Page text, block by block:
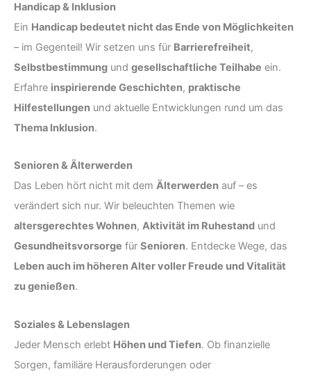
Handicap & Inklusion
Ein Handicap bedeutet nicht das Ende von Möglichkeiten
– im Gegenteil! Wir setzen uns für Barrierefreiheit,
Selbstbestimmung und gesellschaftliche Teilhabe ein.
Erfahre inspirierende Geschichten, praktische
Hilfestellungen und aktuelle Entwicklungen rund um das
Thema Inklusion.
Senioren & Älterwerden
Das Leben hört nicht mit dem Älterwerden auf – es
verändert sich nur. Wir beleuchten Themen wie
altersgerechtes Wohnen, Aktivität im Ruhestand und
Gesundheitsvorsorge für Senioren. Entdecke Wege, das
Leben auch im höheren Alter voller Freude und Vitalität
zu genießen.
Soziales & Lebenslagen
Jeder Mensch erlebt Höhen und Tiefen. Ob finanzielle
Sorgen, familiäre Herausforderungen oder